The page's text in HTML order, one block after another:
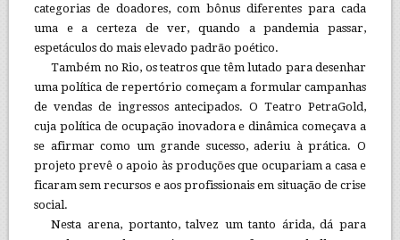
categorias de doadores, com bônus diferentes para cada
uma e a certeza de ver, quando a pandemia passar,
espetáculos do mais elevado padrão poético.
Também no Rio, os teatros que têm lutado para desenhar
uma política de repertório começam a formular campanhas
de vendas de ingressos antecipados. O Teatro PetraGold,
cuja política de ocupação inovadora e dinâmica começava a
se afirmar como um grande sucesso, aderiu à prática. O
projeto prevê o apoio às produções que ocupariam a casa e
ficaram sem recursos e aos profissionais em situação de crise
social.
Nesta arena, portanto, talvez um tanto árida, dá para